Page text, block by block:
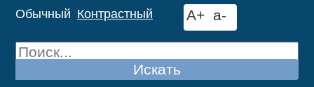
Обычный Контрастный A+ a-
Искать